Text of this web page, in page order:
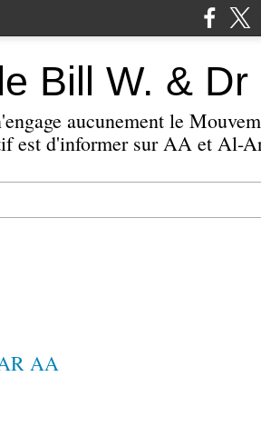
Bill W. &
aucunement le
est d'informer sur AA et Al-